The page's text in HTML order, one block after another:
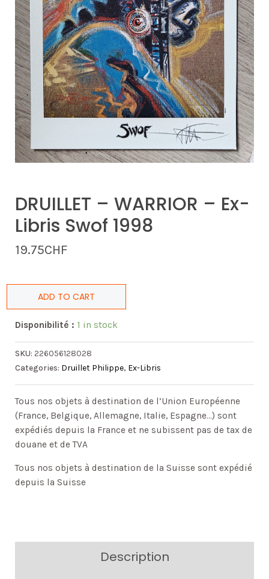
DRUILLET – WARRIOR – Ex-
Libris Swof 1998
19.75CHF
ADD TO CART
Disponibilité : 1 in stock
SKU: 226056128028
Categories: Druillet Philippe, Ex-Libris
Tous nos objets à destination de l’Union Européenne
(France, Belgique, Allemagne, Italie, Espagne…) sont
expédiés depuis la France et ne subissent pas de tax de
douane et de TVA
Tous nos objets à destination de la Suisse sont expédié
depuis la Suisse
Description